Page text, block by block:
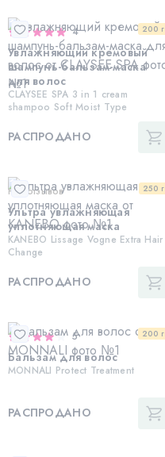
200 г
4
Увлажняющий кремовый
шампунь-бальзам-маска
для волос
CLAYSEE SPA 3 in 1 cream
shampoo Soft Moist Type
РАСПРОДАНО
250 г
Нет отзывов
Ультра увлажняющая
уплотняющая маска
KANEBO Lissage Vogne Extra Hair
Change
РАСПРОДАНО
200 г
5
Бальзам для волос
MONNALI Protect Treatment
РАСПРОДАНО